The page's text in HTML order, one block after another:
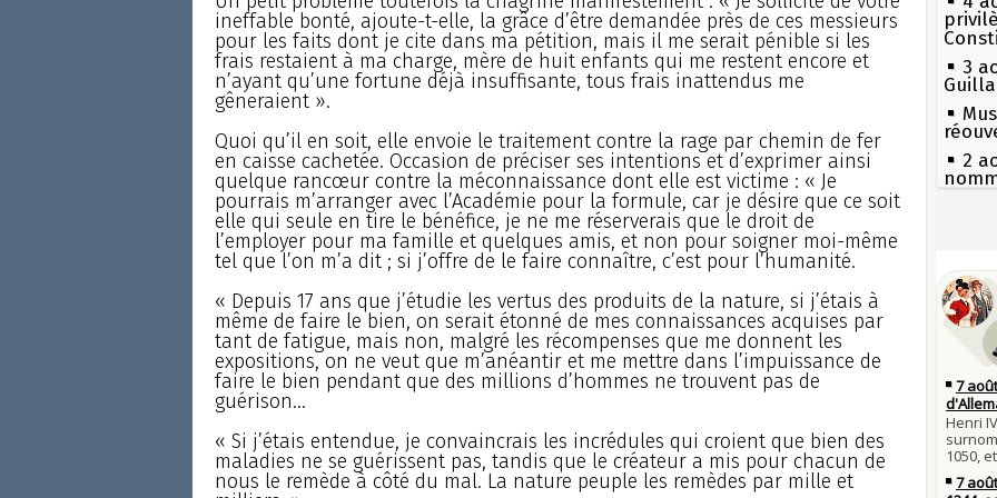
ineffable bonté, ajoute-t-elle, la grâce d’être demandée près de ces messieurs
pour les faits dont je cite dans ma pétition, mais il me serait pénible si les
frais restaient à ma charge, mère de huit enfants qui me restent encore et
n’ayant qu’une fortune déjà insuffisante, tous frais inattendus me
gêneraient ».
Quoi qu’il en soit, elle envoie le traitement contre la rage par chemin de fer
en caisse cachetée. Occasion de préciser ses intentions et d’exprimer ainsi
quelque rancœur contre la méconnaissance dont elle est victime : « Je
pourrais m’arranger avec l’Académie pour la formule, car je désire que ce soit
elle qui seule en tire le bénéfice, je ne me réserverais que le droit de
l’employer pour ma famille et quelques amis, et non pour soigner moi-même
tel que l’on m’a dit ; si j’offre de le faire connaître, c’est pour l’humanité.
« Depuis 17 ans que j’étudie les vertus des produits de la nature, si j’étais à
même de faire le bien, on serait étonné de mes connaissances acquises par
tant de fatigue, mais non, malgré les récompenses que me donnent les
expositions, on ne veut que m’anéantir et me mettre dans l’impuissance de
faire le bien pendant que des millions d’hommes ne trouvent pas de
guérison...
« Si j’étais entendue, je convaincrais les incrédules qui croient que bien des
maladies ne se guérissent pas, tandis que le créateur a mis pour chacun de
nous le remède à côté du mal. La nature peuple les remèdes par mille et
3
2
31
les
en
29
la
28
27
mort